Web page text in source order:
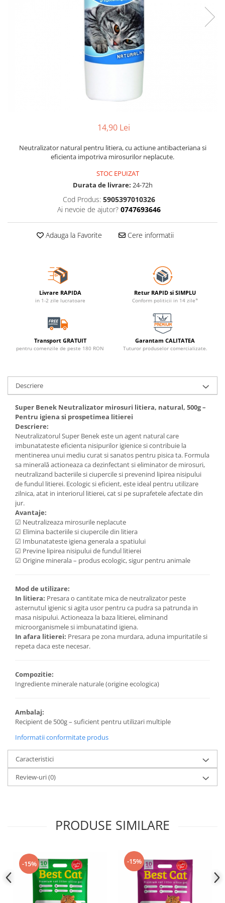
14,90 Lei
Neutralizator natural pentru litiera, cu actiune antibacteriana si
eficienta impotriva mirosurilor neplacute.
STOC EPUIZAT
Durata de livrare: 24-72h
Cod Produs: 5905397010326
Ai nevoie de ajutor? 0747693646
Adauga la Favorite Cere informatii
Livrare RAPIDA
in 1-2 zile lucratoare
Retur RAPID si SIMPLU
Conform politicii in 14 zile*
Transport GRATUIT
pentru comenzile de peste 180 RON
Garantam CALITATEA
Tuturor produselor comercializate.
Descriere
Super Benek Neutralizator mirosuri litiera, natural, 500g –
Pentru igiena si prospetimea litierei
Descriere:
Neutralizatorul Super Benek este un agent natural care
imbunatateste eficienta nisipurilor igienice si contribuie la
mentinerea unui mediu curat si sanatos pentru pisica ta. Formula
sa minerală actioneaza ca dezinfectant si eliminator de mirosuri,
neutralizand bacteriile si ciupercile si prevenind lipirea nisipului
de fundul litierei. Ecologic si eficient, este ideal pentru utilizare
zilnica, atat in interiorul litierei, cat si pe suprafetele afectate din
jur.
Avantaje:
☑ Neutralizeaza mirosurile neplacute
☑ Elimina bacteriile si ciupercile din litiera
☑ Imbunatateste igiena generala a spatiului
☑ Previne lipirea nisipului de fundul litierei
☑ Origine minerala – produs ecologic, sigur pentru animale
Mod de utilizare:
In litiera: Presara o cantitate mica de neutralizator peste
asternutul igienic si agita usor pentru ca pudra sa patrunda in
masa nisipului. Actioneaza la baza litierei, eliminand
microorganismele si imbunatatind igiena.
In afara litierei: Presara pe zona murdara, aduna impuritatile si
repeta daca este necesar.
Compozitie:
Ingrediente minerale naturale (origine ecologica)
Ambalaj:
Recipient de 500g – suficient pentru utilizari multiple
Informatii conformitate produs
Caracteristici
Review-uri(0)
PRODUSE SIMILARE
-15% -15%